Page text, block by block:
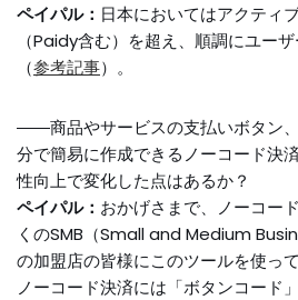
ペイパル： 日本においてはアクティ
（Paidy含む）を超え、順調にユー
（参考記事）。
――商品やサービスの支払いボタン
分で簡易に作成できるノーコード決
性向上で変化した点はあるか？
ペイパル： おかげさまで、ノーコー
くのSMB（Small and Medium
の加盟店の皆様にこのツールを使っ
ノーコード決済には「ボタンコード